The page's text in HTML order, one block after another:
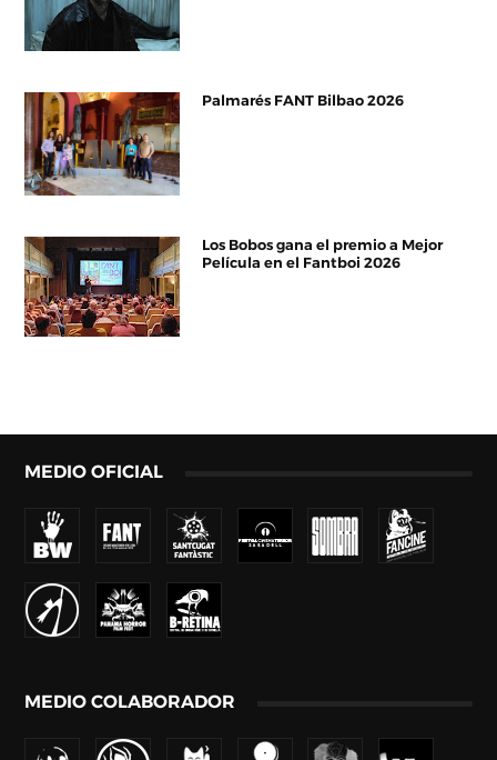
Palmarés FANT Bilbao 2026
Los Bobos gana el premio a Mejor
Película en el Fantboi 2026
MEDIO OFICIAL
MEDIO COLABORADOR